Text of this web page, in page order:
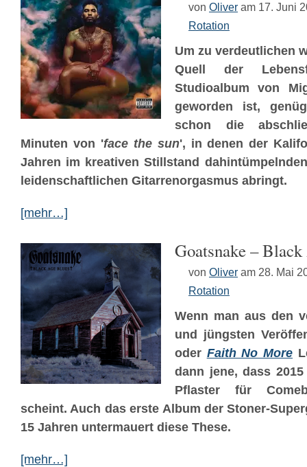
von Oliver am 17. Juni
Rotation
Um zu verdeutlichen
Quell der
Studioalbum von
geworden ist,
schon die
Minuten von 'face the sun', in denen der
Jahren im kreativen Stillstand
leidenschaftlichen Gitarrenorgasmus abringt.
[mehr…]
Goatsnake –
von Oliver am 28. Mai
Rotation
Wenn man aus den
und jüngsten
oder Faith No More
dann jene, dass
Pflaster für
scheint. Auch das erste Album der Stoner-
15 Jahren untermauert diese These.
[mehr…]